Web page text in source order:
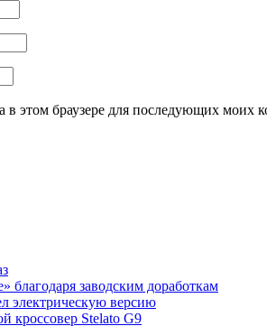
в этом браузере для последующих моих
благодаря заводским доработкам
электрическую версию
кроссовер Stelato G9